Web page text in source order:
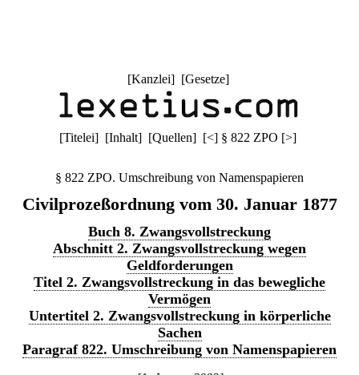
[Kanzlei] [Gesetze]
[Titelei] [Inhalt] [Quellen] [<] § 822 ZPO [>]
§ 822 ZPO. Umschreibung von Namenspapieren
Civilprozeßordnung vom 30. Januar 1877
Buch 8. Zwangsvollstreckung
Abschnitt 2. Zwangsvollstreckung wegen
Geldforderungen
Titel 2. Zwangsvollstreckung in das bewegliche
Vermögen
Untertitel 2. Zwangsvollstreckung in körperliche
Sachen
Paragraf 822. Umschreibung von Namenspapieren